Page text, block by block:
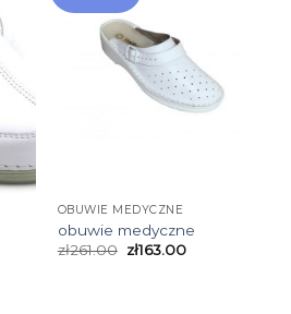
OBUWIE MEDYCZNE
obuwie medyczne
zł261.00 zł163.00